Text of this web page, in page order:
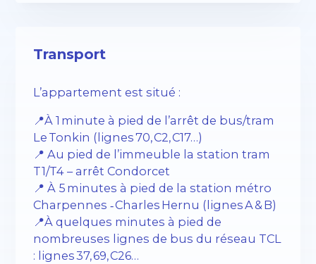
Transport
L’appartement est situé :
📍À 1 minute à pied de l’arrêt de bus/tram
Le Tonkin (lignes 70, C2, C17…)
📍 Au pied de l’immeuble la station tram
T1/T4 – arrêt Condorcet
📍 À 5 minutes à pied de la station métro
Charpennes ‑ Charles Hernu (lignes A & B)
📍À quelques minutes à pied de
nombreuses lignes de bus du réseau TCL
: lignes 37, 69, C26…